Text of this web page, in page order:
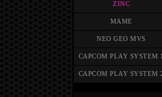
ZINC
MAME
NEO GEO MVS
CAPCOM PLAY SYSTEM 1
CAPCOM PLAY SYSTEM